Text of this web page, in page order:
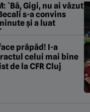
`Bă, Gigi, nu ai văzut
s-a convins
și a luat
prăpăd! I-a
celui mai bine
de la CFR Cluj